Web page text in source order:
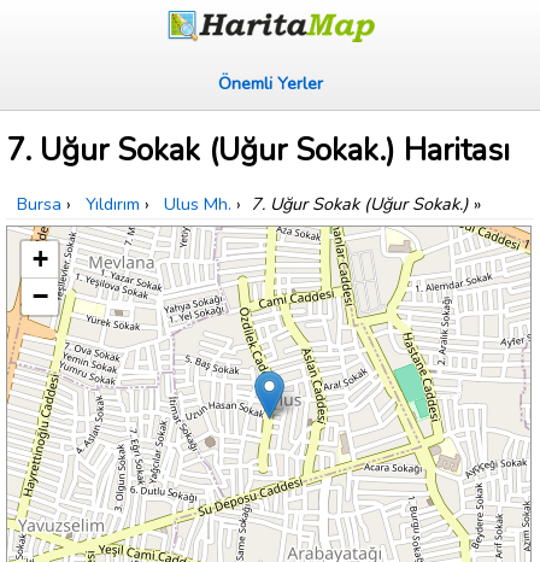
Önemli Yerler
7. Uğur Sokak (Uğur Sokak.) Haritası
Bursa › Yıldırım › Ulus Mh. › 7. Uğur Sokak (Uğur Sokak.) »
+
−